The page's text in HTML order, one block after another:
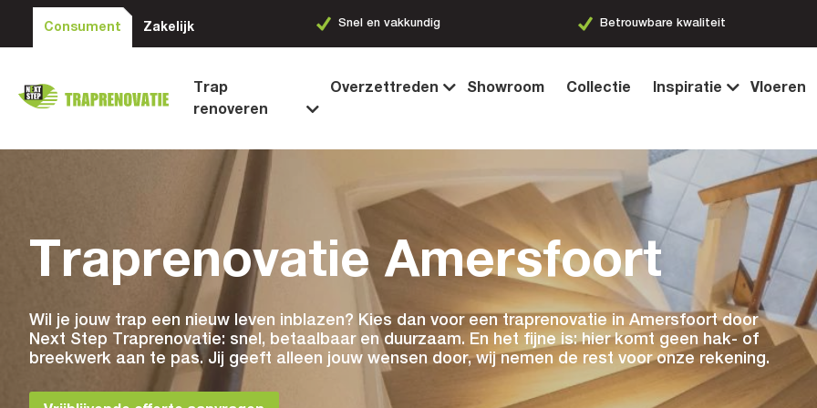
Consument Zakelijk
Snel en vakkundig Betrouwbare kwaliteit Ruime keuze aan stijlen
Trap
renoveren
Overzettreden Showroom Collectie Inspiratie Vloeren
Traprenovatie Amersfoort
Wil je jouw trap een nieuw leven inblazen? Kies dan voor een traprenovatie in Amersfoort door
Next Step Traprenovatie: snel, betaalbaar en duurzaam. En het fijne is: hier komt geen hak- of
breekwerk aan te pas. Jij geeft alleen jouw wensen door, wij nemen de rest voor onze rekening.